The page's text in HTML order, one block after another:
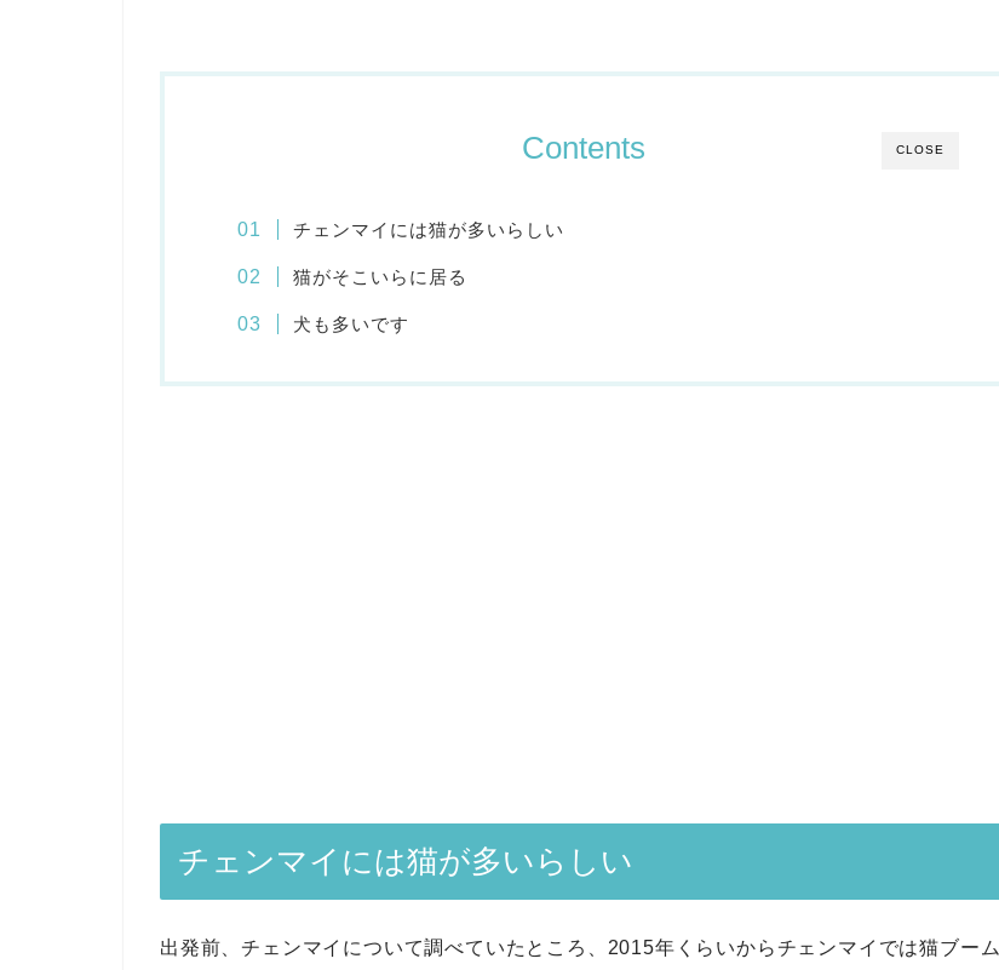
CLOSE
Contents
チェンマイには猫が多いらしい
猫がそこいらに居る
犬も多いです
チェンマイには猫が多いらしい
出発前、チェンマイについて調べていたところ、2015年くらいからチェンマイでは猫ブーム